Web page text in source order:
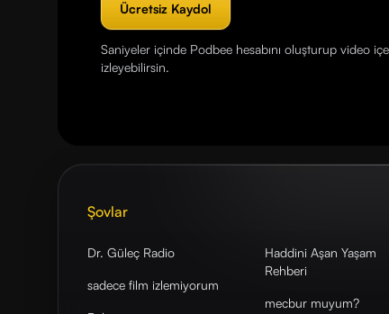
Ücretsiz Kaydol
Saniyeler içinde Podbee hesabını oluşturup video
izleyebilirsin.
Şovlar
Dr. Güleç Radio
sadece film izlemiyorum
Haddini Aşan Yaşam
Rehberi
mecbur muyum?